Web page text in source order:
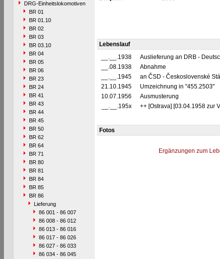
DRG-Einheitslokomotiven
BR 01
BR 01.10
BR 02
BR 03
BR 03.10
BR 04
BR 05
BR 06
BR 23
BR 24
BR 41
BR 43
BR 44
BR 45
BR 50
BR 62
BR 64
BR 71
BR 80
BR 81
BR 84
BR 85
BR 86
Lieferung
86 001 - 86 007
86 008 - 86 012
86 013 - 86 016
86 017 - 86 026
86 027 - 86 033
86 034 - 86 045
Lebenslauf
__.__.1938
Auslieferung an DRB -
__.08.1938
Abnahme
__.__.1945
an ČSD - Československé
21.10.1945
Umzeichnung in "455.2503"
10.07.1956
Ausmusterung
__.__.195x
++ [Ostrava] [03.04.1958 zur
Fotos
Ergänzungen zum